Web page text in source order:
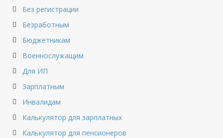
Без регистрации
Безработным
Бюджетникам
Военнослужащим
Для ИП
Зарплатным
Инвалидам
Калькулятор для зарплатных
Калькулятор для пенсионеров